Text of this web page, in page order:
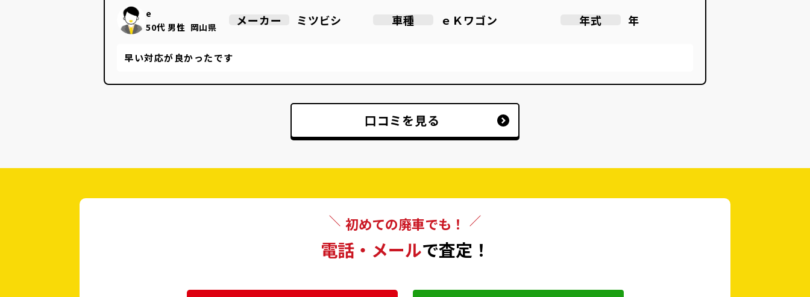
e
50代 男性 岡山県 メーカー ミツビシ 車種 ｅＫワゴン 年式 年
早い対応が良かったです
口コミを見る
初めての廃車でも！
電話・メールで査定！